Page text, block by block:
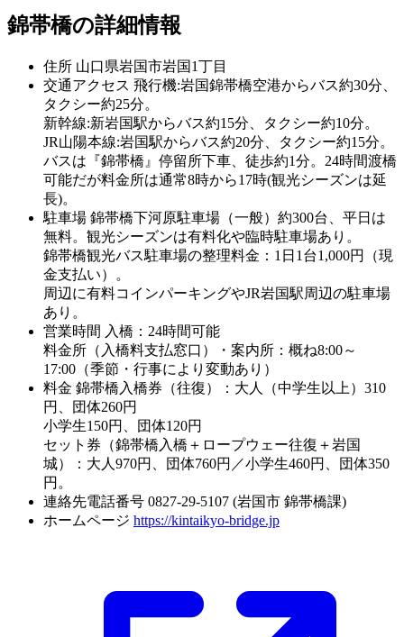
錦帯橋の詳細情報
住所 山口県岩国市岩国1丁目
交通アクセス 飛行機:岩国錦帯橋空港からバス約30分、
タクシー約25分。
新幹線:新岩国駅からバス約15分、タクシー約10分。
JR山陽本線:岩国駅からバス約20分、タクシー約15分。
バスは『錦帯橋』停留所下車、徒歩約1分。24時間渡橋
可能だが料金所は通常8時から17時(観光シーズンは延
長)。
駐車場 錦帯橋下河原駐車場（一般）約300台、平日は
無料。観光シーズンは有料化や臨時駐車場あり。
錦帯橋観光バス駐車場の整理料金：1日1台1,000円（現
金支払い）。
周辺に有料コインパーキングやJR岩国駅周辺の駐車場
あり。
営業時間 入橋：24時間可能
料金所（入橋料支払窓口）・案内所：概ね8:00～
17:00（季節・行事により変動あり）
料金 錦帯橋入橋券（往復）：大人（中学生以上）310
円、団体260円
小学生150円、団体120円
セット券（錦帯橋入橋＋ロープウェー往復＋岩国
城）：大人970円、団体760円／小学生460円、団体350
円。
連絡先電話番号 0827-29-5107 (岩国市 錦帯橋課)
ホームページ https://kintaikyo-bridge.jp